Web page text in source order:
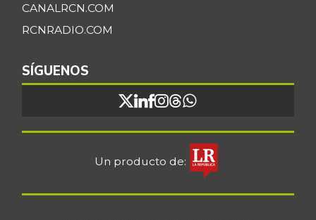
CANALRCN.COM
RCNRADIO.COM
SÍGUENOS
Un producto de: